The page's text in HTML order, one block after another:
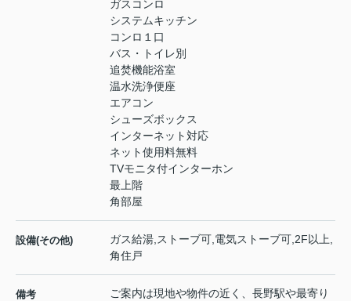
ガスコンロ
システムキッチン
コンロ１口
バス・トイレ別
追焚機能浴室
温水洗浄便座
エアコン
シューズボックス
インターネット対応
ネット使用料無料
TVモニタ付インターホン
最上階
角部屋
設備(その他)
ガス給湯,ストーブ可,電気ストーブ可,2F以上,
角住戸
備考
ご案内は現地や物件の近く、長野駅や最寄り